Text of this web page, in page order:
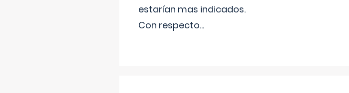
estarían mas indicados.
Con respecto...